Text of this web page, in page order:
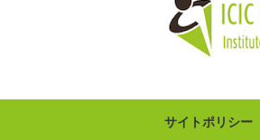
サイトポリシー